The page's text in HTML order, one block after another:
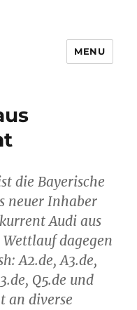
MENU
die Bayerische
neuer Inhaber
Audi aus
dagegen
A2.de, A3.de,
Q5.de und
an diverse